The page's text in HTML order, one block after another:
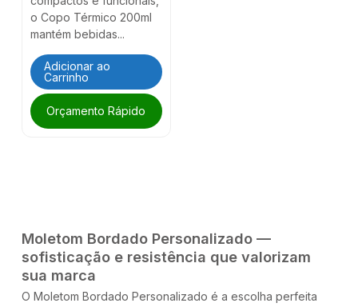
o Copo Térmico 200ml
mantém bebidas...
Adicionar ao
Carrinho
Orçamento Rápido
Moletom Bordado Personalizado —
sofisticação e resistência que valorizam
sua marca
O Moletom Bordado Personalizado é a escolha perfeita